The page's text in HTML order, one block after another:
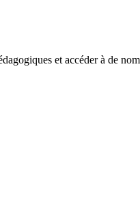
et accéder à de